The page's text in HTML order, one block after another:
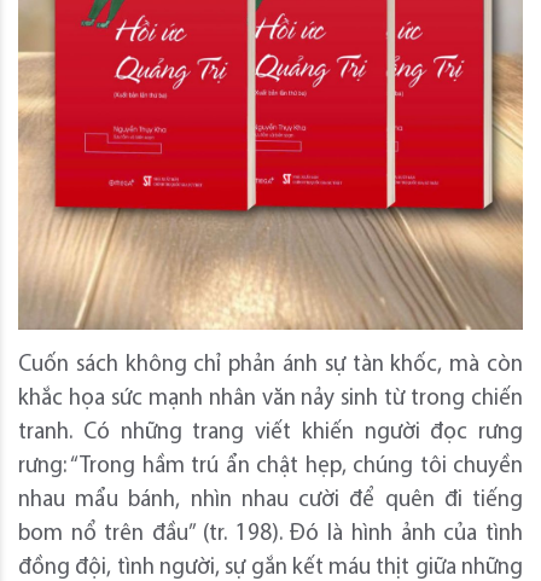
Cuốn sách không chỉ phản ánh sự tàn khốc, mà còn
khắc họa sức mạnh nhân văn nảy sinh từ trong chiến
tranh. Có những trang viết khiến người đọc rưng
rưng: “Trong hầm trú ẩn chật hẹp, chúng tôi chuyền
nhau mẩu bánh, nhìn nhau cười để quên đi tiếng
bom nổ trên đầu” (tr. 198). Đó là hình ảnh của tình
đồng đội, tình người, sự gắn kết máu thịt giữa những